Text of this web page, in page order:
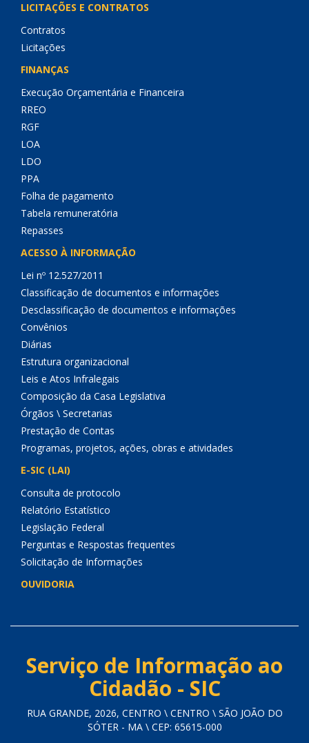
LICITAÇÕES E CONTRATOS
Contratos
Licitações
FINANÇAS
Execução Orçamentária e Financeira
RREO
RGF
LOA
LDO
PPA
Folha de pagamento
Tabela remuneratória
Repasses
ACESSO À INFORMAÇÃO
Lei nº 12.527/2011
Classificação de documentos e informações
Desclassificação de documentos e informações
Convênios
Diárias
Estrutura organizacional
Leis e Atos Infralegais
Composição da Casa Legislativa
Órgãos \ Secretarias
Prestação de Contas
Programas, projetos, ações, obras e atividades
E-SIC (LAI)
Consulta de protocolo
Relatório Estatístico
Legislação Federal
Perguntas e Respostas frequentes
Solicitação de Informações
OUVIDORIA
Serviço de Informação ao
Cidadão - SIC
RUA GRANDE, 2026, CENTRO \ CENTRO \ SÃO JOÃO DO
SÓTER - MA \ CEP: 65615-000